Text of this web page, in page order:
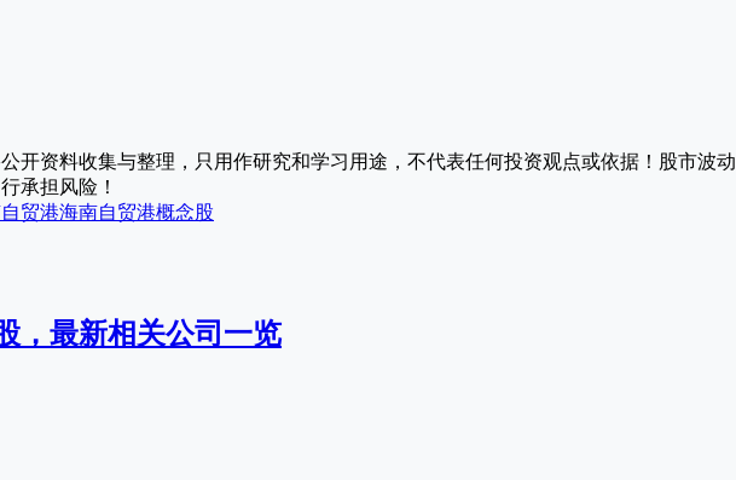
开资料收集与整理，只用作研究和学习用途，不代表任何投资观点或依据！股市波动
承担风险！
贸港海南自贸港概念股
，最新相关公司一览